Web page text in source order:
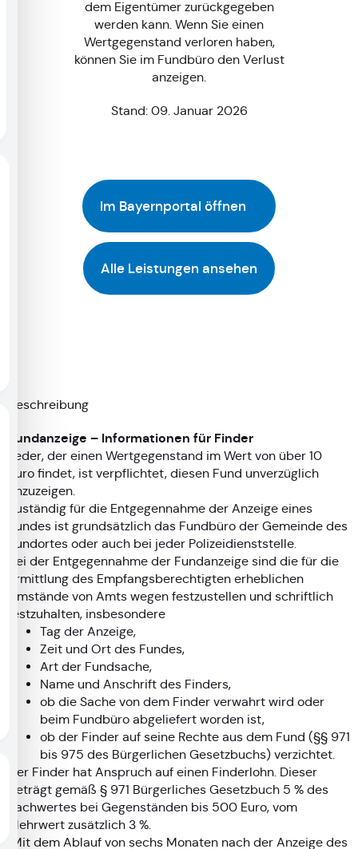
dem Eigentümer zurückgegeben
werden kann. Wenn Sie einen
Wertgegenstand verloren haben,
können Sie im Fundbüro den Verlust
anzeigen.
Stand: 09. Januar 2026
Im Bayernportal öffnen
Alle Leistungen ansehen
Beschreibung
Fundanzeige – Informationen für Finder
Jeder, der einen Wertgegenstand im Wert von über 10
Euro findet, ist verpflichtet, diesen Fund unverzüglich
anzuzeigen.
Zuständig für die Entgegennahme der Anzeige eines
Fundes ist grundsätzlich das Fundbüro der Gemeinde des
Fundortes oder auch bei jeder Polizeidienststelle.
Bei der Entgegennahme der Fundanzeige sind die für die
Ermittlung des Empfangsberechtigten erheblichen
Umstände von Amts wegen festzustellen und schriftlich
festzuhalten, insbesondere
Tag der Anzeige,
Zeit und Ort des Fundes,
Art der Fundsache,
Name und Anschrift des Finders,
ob die Sache von dem Finder verwahrt wird oder
beim Fundbüro abgeliefert worden ist,
ob der Finder auf seine Rechte aus dem Fund (§§ 971
bis 975 des Bürgerlichen Gesetzbuchs) verzichtet.
Der Finder hat Anspruch auf einen Finderlohn. Dieser
beträgt gemäß § 971 Bürgerliches Gesetzbuch 5 % des
Sachwertes bei Gegenständen bis 500 Euro, vom
Mehrwert zusätzlich 3 %.
Mit dem Ablauf von sechs Monaten nach der Anzeige des